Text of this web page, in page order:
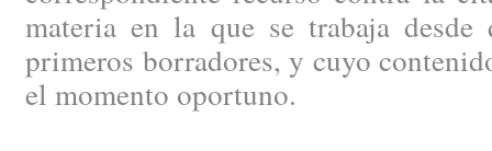
materia en la que se trabaja
primeros borradores, y cuyo
el momento oportuno.